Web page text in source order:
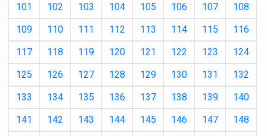
101
102 103 104 105 106 107
108
109
110 111 112 113 114 115
116
117
118 119 120 121 122 123
124
125
126 127 128 129 130 131
132
133
134 135 136 137 138 139
140
141
142 143 144 145 146 147
148